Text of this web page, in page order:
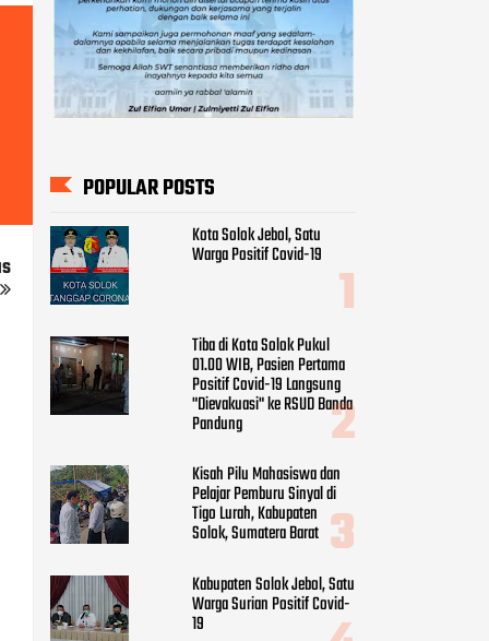
POPULAR POSTS
Kota Solok Jebol, Satu
Warga Positif Covid-19
Tiba di Kota Solok Pukul
01.00 WIB, Pasien Pertama
Positif Covid-19 Langsung
"Dievakuasi" ke RSUD Banda
Pandung
Kisah Pilu Mahasiswa dan
Pelajar Pemburu Sinyal di
Tigo Lurah, Kabupaten
Solok, Sumatera Barat
Kabupaten Solok Jebol, Satu
Warga Surian Positif Covid-
19